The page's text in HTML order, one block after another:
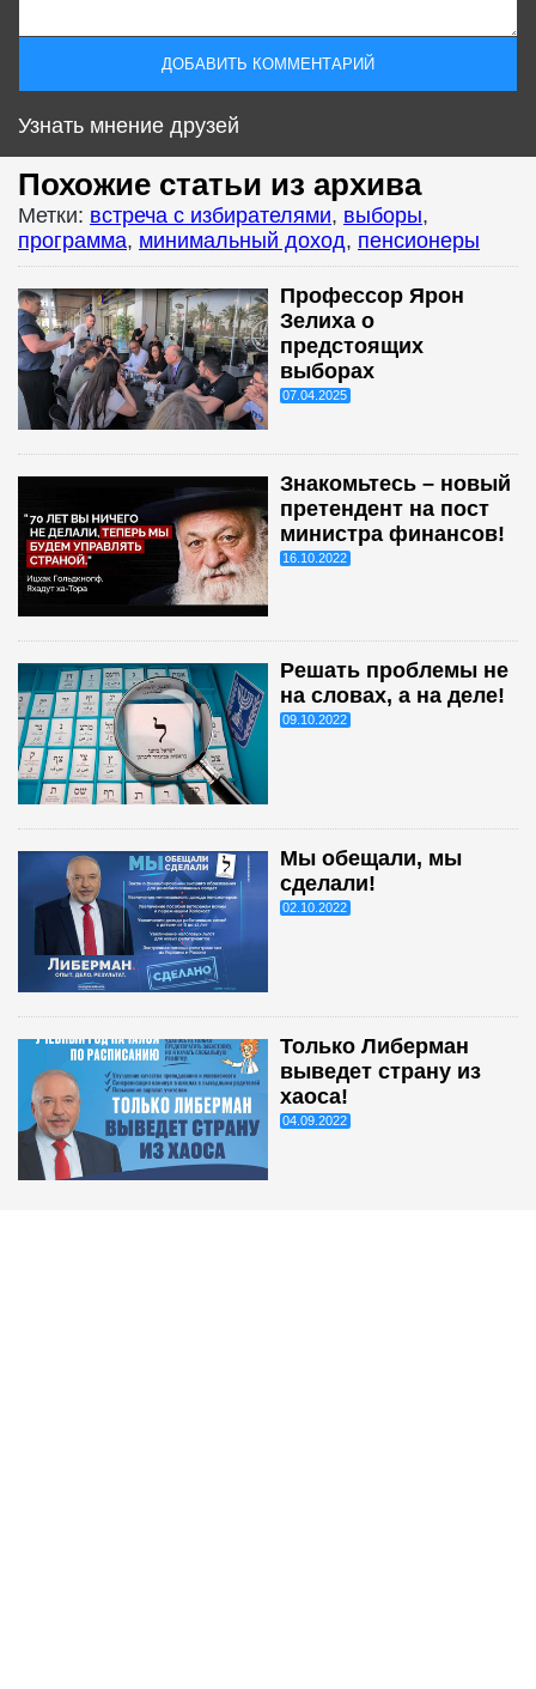
Узнать мнение друзей
Похожие статьи из архива
Метки: встреча с избирателями, выборы,
программа, минимальный доход, пенсионеры
Профессор Ярон
Зелиха о
предстоящих
выборах
07.04.2025
Знакомьтесь – новый
претендент на пост
министра финансов!
16.10.2022
Решать проблемы не
на словах, а на деле!
09.10.2022
Мы обещали, мы
сделали!
02.10.2022
Только Либерман
выведет страну из
хаоса!
04.09.2022